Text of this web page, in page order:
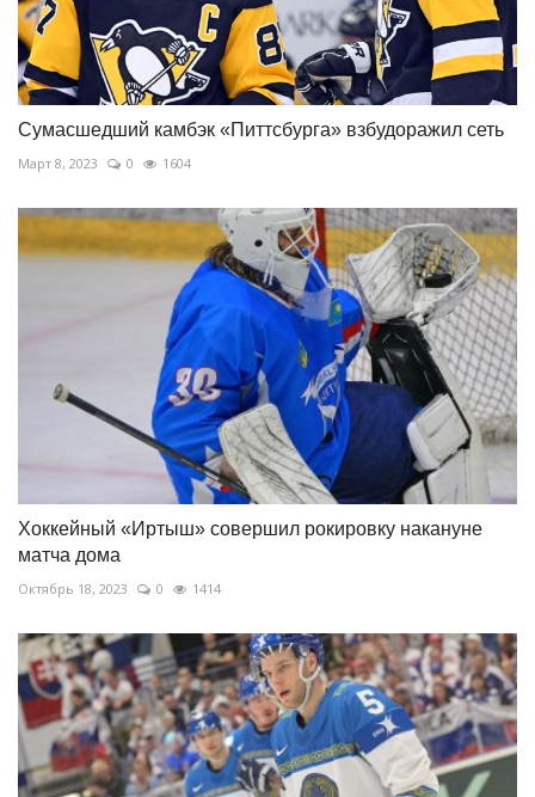
Сумасшедший камбэк «Питтсбурга» взбудоражил сеть
Март 8, 2023 0 1604
Хоккейный «Иртыш» совершил рокировку накануне
матча дома
Октябрь 18, 2023 0 1414